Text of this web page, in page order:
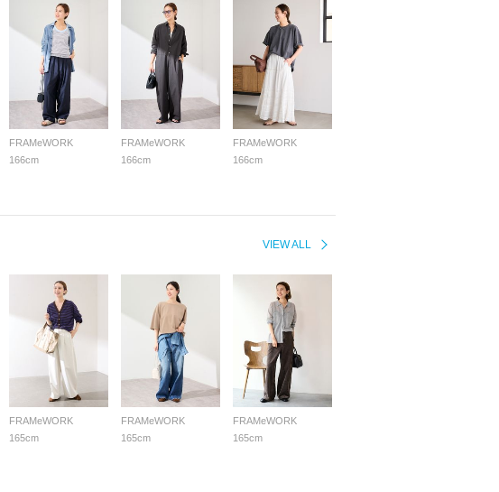
FRAMeWORK
166cm
FRAMeWORK
166cm
FRAMeWORK
166cm
VIEW ALL
FRAMeWORK
165cm
FRAMeWORK
165cm
FRAMeWORK
165cm